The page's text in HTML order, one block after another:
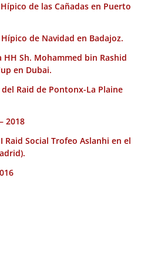
de las Cañadas en Puerto
de Navidad en Badajoz.
HH Sh. Mohammed bin Rashid
en Dubai.
Raid de Pontonx-La Plaine
2018
Raid Social Trofeo Aslanhi en el